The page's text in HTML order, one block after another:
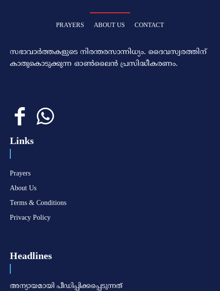
PRAYERS ABOUT US CONTACT
സഭാവാര്‍ത്തകളുടെ നിരന്തരസാന്നിധ്യം. ദൈവസ്വരത്തിന്‌
കാതുകൊടുക്കുന്ന ഓണ്‍ലൈന്‍ പ്രസിദ്ധീകരണം.
Links
Prayers
About Us
Terms & Conditions
Privacy Policy
Headlines
അന്യായമായി പീഡിപ്പിക്കപ്പെടുന്നത്